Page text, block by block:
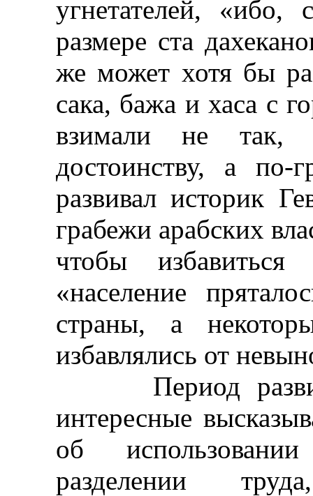
угнетателей, «ибо,
размере ста
же может хотя бы
сака, бажа и хаса с
взимали не так,
достоинству, а по-
развивал историк
грабежи арабских
чтобы
«население
страны, а
избавлялись от
Период
интересные
об
разделении